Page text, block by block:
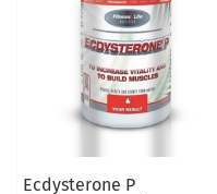
Ecdysterone P